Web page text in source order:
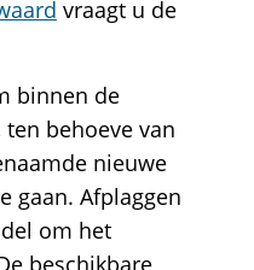
vraagt u de
binnen de
behoeve van
nieuwe
gaan. Afplaggen
om het
beschikbare